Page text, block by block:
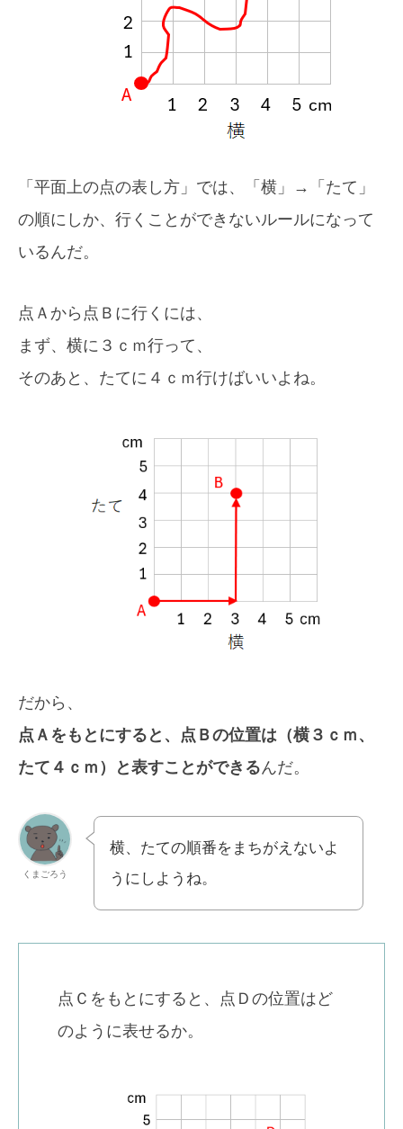
「平面上の点の表し方」では、「横」→「たて」
の順にしか、行くことができないルールになって
いるんだ。
点Ａから点Ｂに行くには、
まず、横に３ｃｍ行って、
そのあと、たてに４ｃｍ行けばいいよね。
だから、
点Ａをもとにすると、点Ｂの位置は（横３ｃｍ、
たて４ｃｍ）と表すことができるんだ。
くまごろう
横、たての順番をまちがえないよ
うにしようね。
点Ｃをもとにすると、点Ｄの位置はど
のように表せるか。